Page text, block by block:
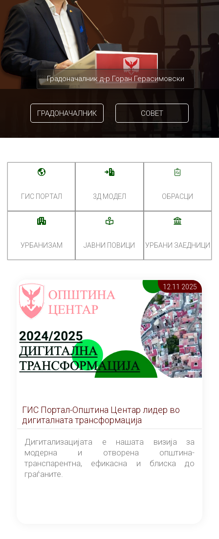
Градоначалник д-р Горан Герасимовски
ГРАДОНАЧАЛНИК СОВЕТ
ГИС ПОРТАЛ 3Д МОДЕЛ ОБРАСЦИ
УРБАНИЗАМ ЈАВНИ ПОВИЦИ УРБАНИ ЗАЕДНИЦИ
12.11 2025
ГИС Портал-Општина Центар лидер во
дигиталната трансформација
Дигитализацијата е нашата визија за
модерна и отворена општина-
транспарентна, ефикасна и блиска до
граѓаните.